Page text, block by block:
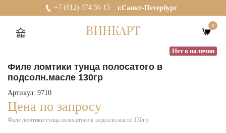
+7 (812) 374 56 15 г.Санкт-Петербург
ВИНКАРТ 0
Нет в наличии
Филе ломтики тунца полосатого в
подсолн.масле 130гр
Артикул: 9710
Цена по запросу
Филе ломтики тунца полосатого в подсолн.масле 130гр